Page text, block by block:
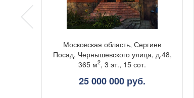
Московская область, Сергиев
Посад, Чернышевского улица, д.48,
365 м2, 3 эт., 15 сот.
25 000 000 руб.